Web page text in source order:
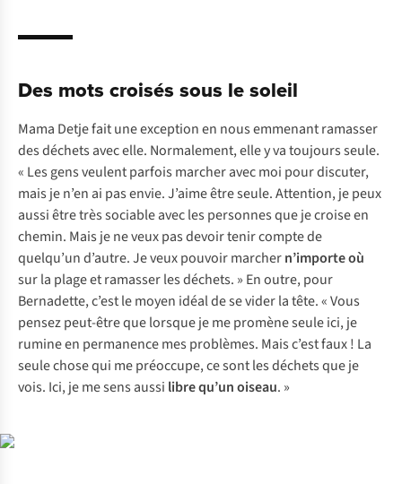
Des mots croisés sous le soleil
Mama Detje fait une exception en nous emmenant ramasser
des déchets avec elle. Normalement, elle y va toujours seule.
« Les gens veulent parfois marcher avec moi pour discuter,
mais je n’en ai pas envie. J’aime être seule. Attention, je peux
aussi être très sociable avec les personnes que je croise en
chemin. Mais je ne veux pas devoir tenir compte de
quelqu’un d’autre. Je veux pouvoir marchern’importe où
sur la plage et ramasser les déchets. » En outre, pour
Bernadette, c’est le moyen idéal de se vider la tête. « Vous
pensez peut-être que lorsque je me promène seule ici, je
rumine en permanence mes problèmes. Mais c’est faux ! La
seule chose qui me préoccupe, ce sont les déchets que je
vois. Ici, je me sens aussi libre qu’un oiseau. »